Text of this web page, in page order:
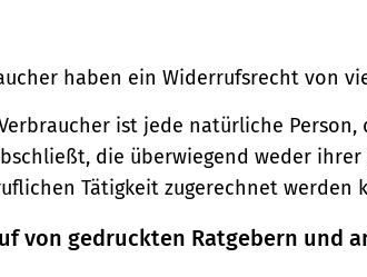
haben ein Widerrufsrecht von
ist jede natürliche Person,
die überwiegend weder
Tätigkeit zugerechnet werden
von gedruckten Ratgebern und